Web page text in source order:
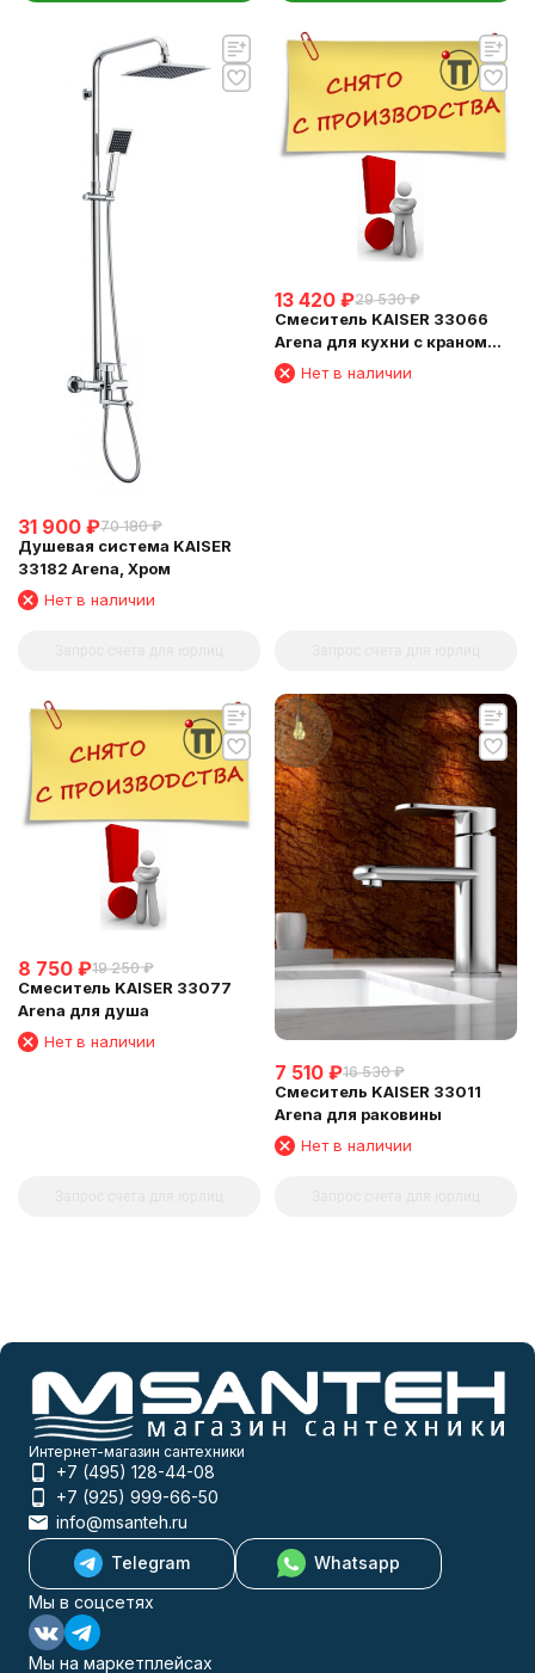
31 900 ₽70 180 ₽
Душевая система KAISER
33182 Arena, Хром
Нет в наличии
13 420 ₽29 530 ₽
Смеситель KAISER 33066
Arena для кухни с краном
для питьевой воды
Нет в наличии
8 750 ₽19 250 ₽
Смеситель KAISER 33077
Arena для душа
Нет в наличии
7 510 ₽16 530 ₽
Смеситель KAISER 33011
Arena для раковины
Нет в наличии
Интернет-магазин сантехники
+7 (495) 128-44-08
+7 (925) 999-66-50
info@msanteh.ru
Telegram
Whatsapp
Мы в соцсетях
Мы на маркетплейсах